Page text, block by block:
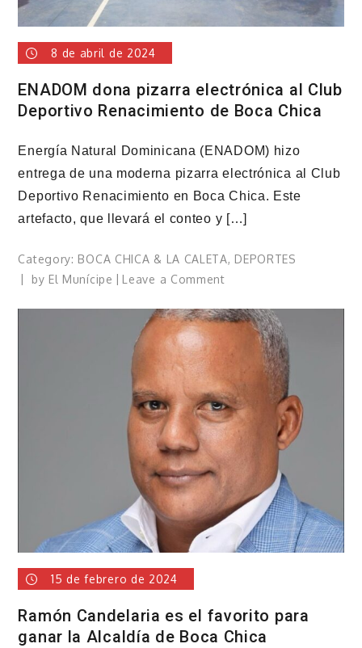
8 de abril de 2024
ENADOM dona pizarra electrónica al Club
Deportivo Renacimiento de Boca Chica
Energía Natural Dominicana (ENADOM) hizo
entrega de una moderna pizarra electrónica al Club
Deportivo Renacimiento en Boca Chica. Este
artefacto, que llevará el conteo y […]
Category: BOCA CHICA & LA CALETA, DEPORTES
by El Munícipe Leave a Commenton
dona
pizarra
electrónica
Club
Deportivo
Renacimiento
de
Chica
15 de febrero de 2024
Ramón Candelaria es el favorito para
ganar la Alcaldía de Boca Chica